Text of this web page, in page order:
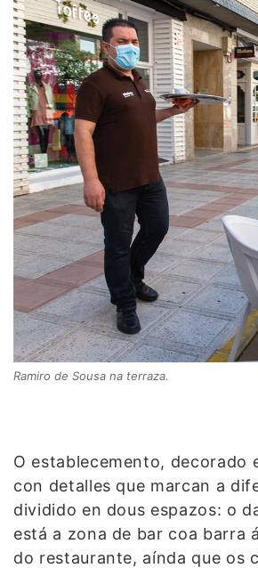
Ramiro de Sousa na terraza.
O establecemento, decorado
con detalles que marcan a
dividido en dous espazos: o
está a zona de bar coa barra
do restaurante, aínda que os